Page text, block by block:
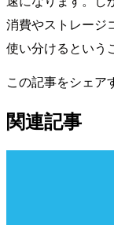
消費やストレージ
使い分けるという
この記事をシェア
関連記事